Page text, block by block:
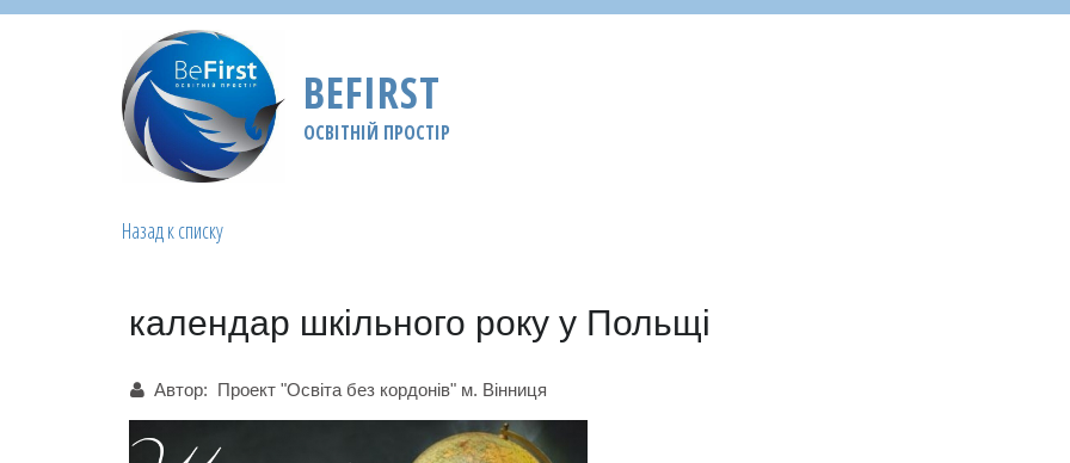
BEFIRST
ОСВІТНІЙ ПРОСТІР
Назад к списку
календар шкільного року у Польщі
Автор: Проект "Освіта без кордонів" м. Вінниця